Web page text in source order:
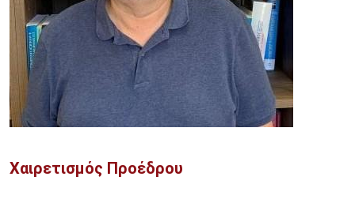
Χαιρετισμός Προέδρου